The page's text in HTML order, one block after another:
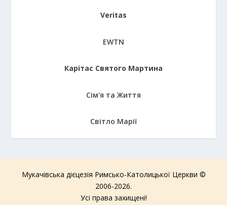
Veritas
EWTN
Карітас Святого Мартина
Сім'я та Життя
Світло Марії
Мукачівська дієцезія Римсько-Католицької Церкви ©
2006-2026.
Усі права захищені!